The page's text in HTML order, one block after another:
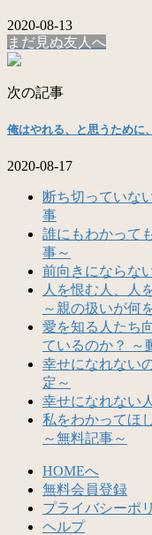
2020-08-13
まだ見ぬ友人へ
次の記事
俺はやれる、と思うために
2020-08-17
断ち切っていな
事
誰にもわかって
事～
前向きにならな
人を恨む人、人
～親の扱いが何
愛を知る人たち
ているのか？ ～
幸せになれない
定～
幸せになれない
私をわかってほ
～無料記事～
HOMEへ
無料会員登録
プライバシーポ
ヘルプ